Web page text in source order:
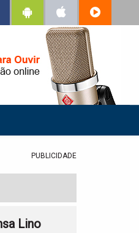
PUBLICIDADE
Lino